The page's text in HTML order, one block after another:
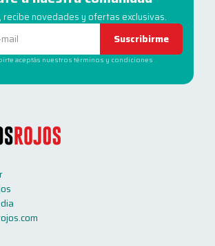
recibe novedades y ofertas exclusivas.
Suscribirme
aceptás nuestros términos y condiciones